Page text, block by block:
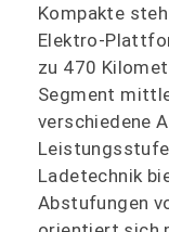
Kompakte
Elektro-
zu 470
Segment
verschiedene
Ladetechnik
Abstufungen